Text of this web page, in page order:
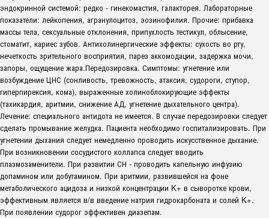
эндокринной системой: редко - гинекомастия, галакторея. Лабораторные
показатели: лейкопения, агранулоцитоз, эозинофилия. Прочие: прибавка
массы тела, сексуальные отклонения, припухлость тестикул, облысение,
стоматит, кариес зубов. Антихолинергические эффекты: сухость во рту,
нечеткость зрительного восприятия, парез аккомодации, задержка мочи,
запоры, ощущение жара.Передозировка. Симптомы: угнетение или
возбуждение ЦНС (сонливость, тревожность, атаксия, судороги, ступор,
гиперпирексия, кома), выраженные холиноблокирующие эффекты
(тахикардия, аритмии, снижение АД, угнетение дыхательного центра).
Лечение: специального антидота не имеется. В случае передозировки следует
сделать промывание желудка. Пациента необходимо госпитализировать. При
угнетении дыхания следует немедленно проводить искусственное дыхание.
При возникновении сосудистого коллапса следует вводить
плазмозаменители. При развитии СН - проводить капельную инфузию
допамином или добутамином. При аритмии, развившейся на фоне
метаболического ацидоза и низкой концентрации K+ в сыворотке крови,
эффективным является в/в введение натрия гидрокарбоната и солей K+.
При появлении судорог эффективен диазепам.